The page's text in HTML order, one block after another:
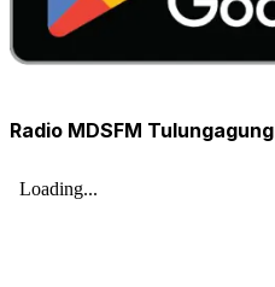
Radio MDSFM Tulungagung